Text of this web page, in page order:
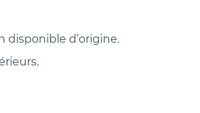
disponible d’origine.